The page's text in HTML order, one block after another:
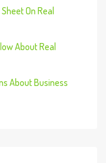
On Real
About Real
About Business